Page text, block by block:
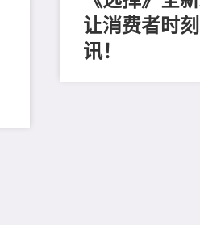
让消费者时
讯！